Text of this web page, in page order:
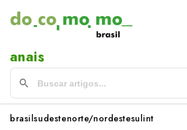
anais
brasilsudestenorte/nordestesulint